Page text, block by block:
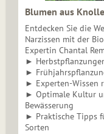
Blumen aus
Entdecken Sie die
Narzissen mit der
Expertin Chantal
►
►
► Experten-Wissen
► Optimale Kultur
Bewässerung
► Praktische Tipps
Sorten